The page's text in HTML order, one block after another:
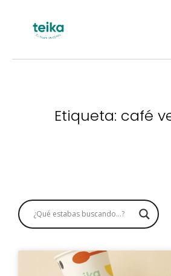
Etiqueta: café